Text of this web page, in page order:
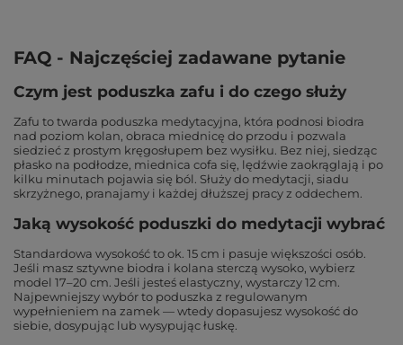
FAQ - Najczęściej zadawane pytanie
Czym jest poduszka zafu i do czego służy
Zafu to twarda poduszka medytacyjna, która podnosi biodra
nad poziom kolan, obraca miednicę do przodu i pozwala
siedzieć z prostym kręgosłupem bez wysiłku. Bez niej, siedząc
płasko na podłodze, miednica cofa się, lędźwie zaokrąglają i po
kilku minutach pojawia się ból. Służy do medytacji, siadu
skrzyżnego, pranajamy i każdej dłuższej pracy z oddechem.
Jaką wysokość poduszki do medytacji wybrać
Standardowa wysokość to ok. 15 cm i pasuje większości osób.
Jeśli masz sztywne biodra i kolana sterczą wysoko, wybierz
model 17–20 cm. Jeśli jesteś elastyczny, wystarczy 12 cm.
Najpewniejszy wybór to poduszka z regulowanym
wypełnieniem na zamek — wtedy dopasujesz wysokość do
siebie, dosypując lub wysypując łuskę.